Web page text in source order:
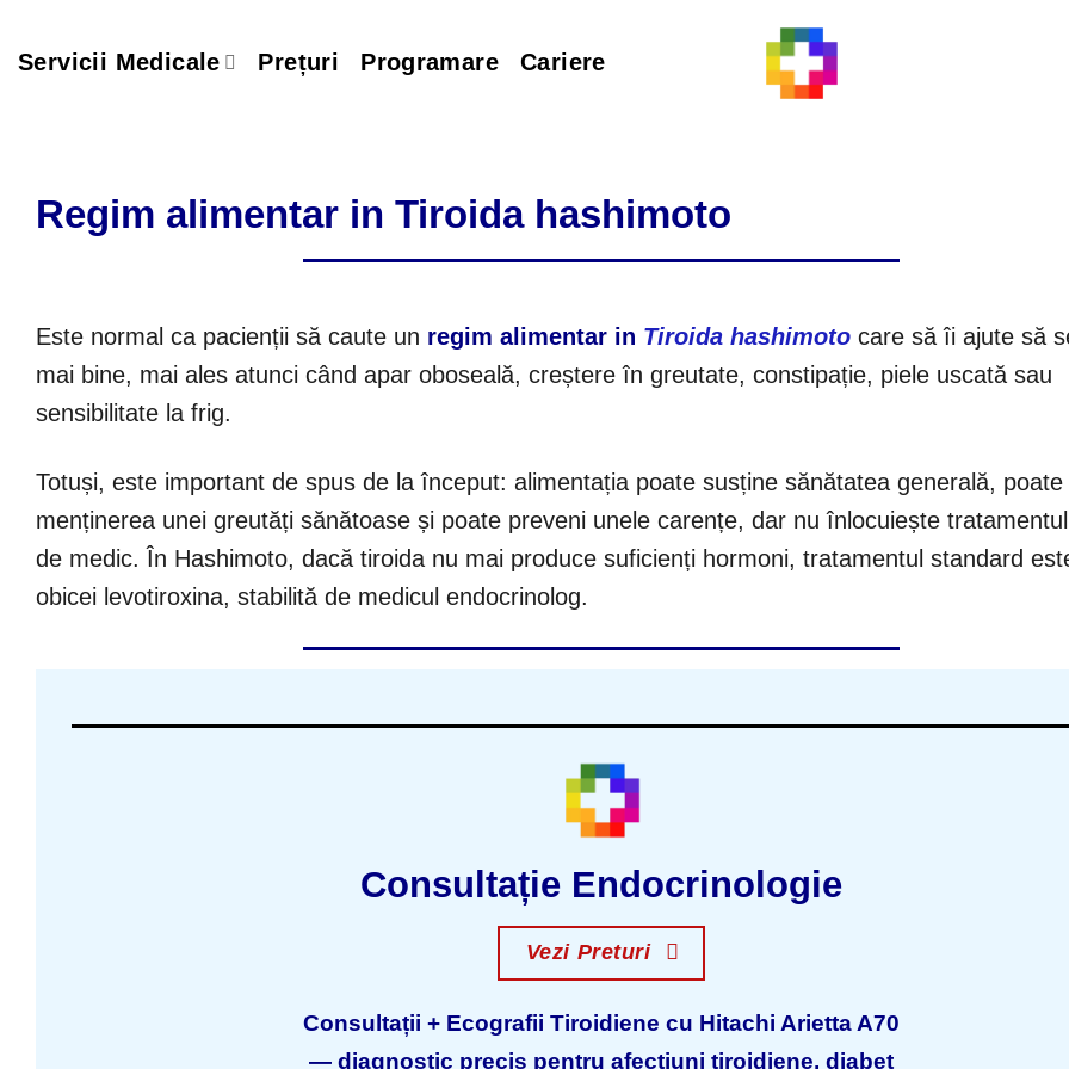
content
Servicii Medicale Prețuri Programare Cariere
Regim alimentar in Tiroida hashimoto
Este normal ca pacienții să caute un regim alimentar in Tiroida hashimoto care să îi ajute să
mai bine, mai ales atunci când apar oboseală, creștere în greutate, constipație, piele uscată sau
sensibilitate la frig.
Totuși, este important de spus de la început: alimentația poate susține sănătatea generală, poate
menținerea unei greutăți sănătoase și poate preveni unele carențe, dar nu înlocuiește
de medic. În Hashimoto, dacă tiroida nu mai produce suficienți hormoni, tratamentul standard
obicei levotiroxina, stabilită de medicul endocrinolog.
Consultație Endocrinologie
Vezi Preturi
Consultații + Ecografii Tiroidiene cu Hitachi Arietta A70
— diagnostic precis pentru afecțiuni tiroidiene, diabet